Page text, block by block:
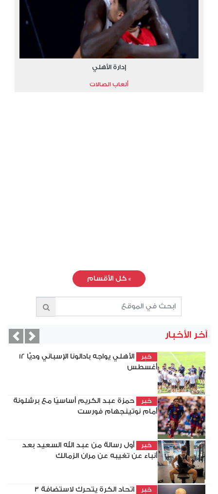
إدارة الأهلي
ألعاب الصالات
» كل الأقسام
آخر الأخبار
خبر
الأهلي يواجه بادالونا الإسباني وديًّا 12
أغسطس
خبر
حمزة عبد الكريم أساسيًا مع برشلونة
أمام نوتينجهام فورست
خبر
أول رسالة من عبد الله السعيد بعد
أنباء عن تغيبه عن مران الزمالك
خبر
اتحاد الكرة يتحرك لاستضافة 3
Next